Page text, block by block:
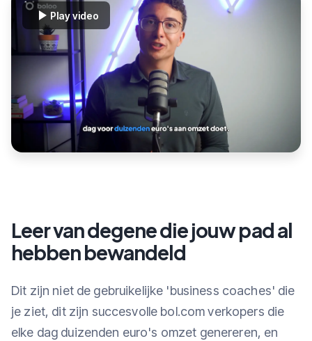
Play video
Leer van degene die jouw pad al
hebben bewandeld
Dit zijn niet de gebruikelijke 'business coaches' die
je ziet, dit zijn succesvolle bol.com verkopers die
elke dag duizenden euro's omzet genereren, en